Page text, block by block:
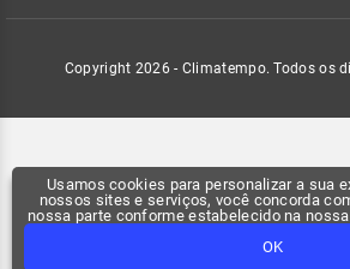
Usamos cookies para personalizar a sua
nossos sites e serviços, você concorda
nossa parte conforme estabelecido na nossa
OK
Copyright 2026 - Climatempo. Todos os